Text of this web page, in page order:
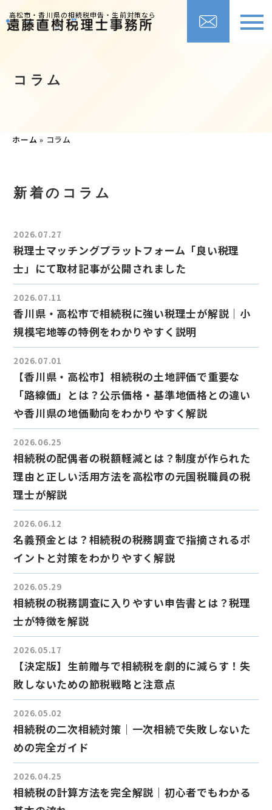
高松市・香川県の相続税申告・生前対策なら
コラム
ホーム » コラム
新着のコラム
2026.07.27
税理士マッチングプラットフォーム「良い税理
士」にて取材記事が公開されました
2026.07.11
香川県・高松市で相続税に強い税理士が解説｜小
規模宅地等の特例をわかりやすく説明
2026.07.01
【香川県・高松市】相続税の土地評価で重要な
「路線価」とは？公示価格・基準地価格との違い
や香川県の地価動向をわかりやすく解説
2026.06.25
相続税の配偶者の税額軽減とは？制度が作られた
理由と正しい活用方法を高松市の元国税職員の税
理士が解説
2026.06.12
名義預金とは？相続税の税務調査で指摘されるポ
イントと対策をわかりやすく解説
2026.05.29
相続税の税務調査に入りやすい申告書とは？税理
士が特徴を解説
2026.05.17
【決定版】生前贈与で相続税を劇的に減らす！失
敗しないための節税戦略と注意点
2026.05.02
相続税の二次相続対策｜一次相続で失敗しないた
めの完全ガイド
2026.04.25
相続税の計算方法を完全解説｜初心者でもわかる